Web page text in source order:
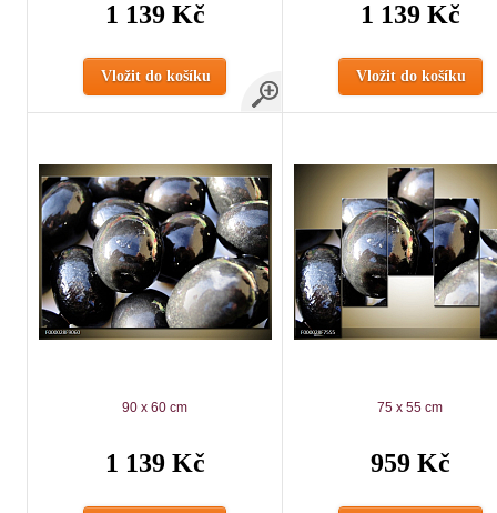
1 139 Kč
Vložit do košíku
1 139 Kč
Vložit do košíku
90 x 60 cm
1 139 Kč
75 x 55 cm
959 Kč